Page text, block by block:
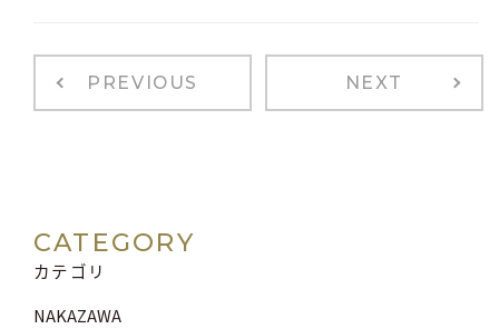
PREVIOUS NEXT
CATEGORY
カテゴリ
NAKAZAWA